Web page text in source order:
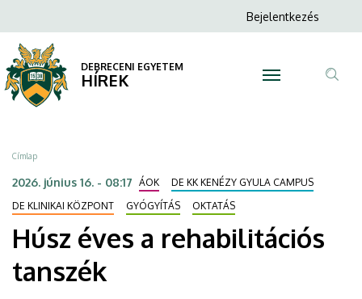
éves
a
rehabilitációs
tanszék
DEBRECENI
EGYETEM
a
tartalomra
Anonim
menüje
Bejelentkezés
DEBRECENI EGYETEM
HÍREK
Morzsa
Címlap
2026. június 16. - 08:17 ÁOK
DE KK KENÉZY GYULA CAMPUS
DE KLINIKAI KÖZPONT
GYÓGYÍTÁS OKTATÁS
Húsz éves a rehabilitációs
tanszék